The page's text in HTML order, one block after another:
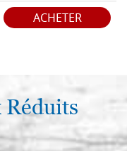
ACHETER